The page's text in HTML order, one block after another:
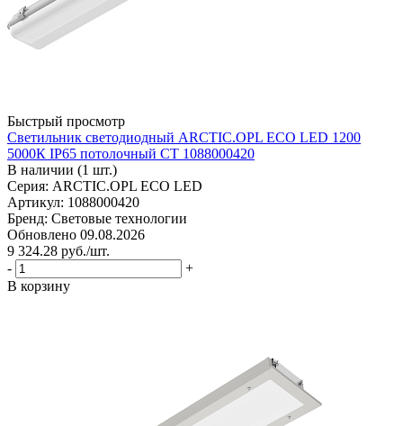
Быстрый просмотр
Светильник светодиодный ARCTIC.OPL ECO LED 1200
5000К IP65 потолочный СТ 1088000420
В наличии (1 шт.)
Серия: ARCTIC.OPL ECO LED
Артикул: 1088000420
Бренд: Световые технологии
Обновлено 09.08.2026
9 324.28 руб./шт.
-
+
В корзину